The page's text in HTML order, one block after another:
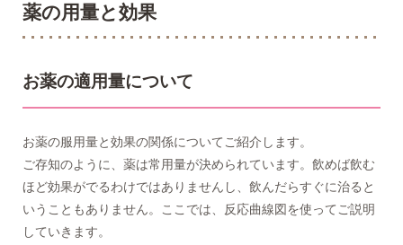
薬の用量と効果
お薬の適用量について
お薬の服用量と効果の関係についてご紹介します。
ご存知のように、薬は常用量が決められています。飲めば飲む
ほど効果がでるわけではありませんし、飲んだらすぐに治ると
いうこともありません。ここでは、反応曲線図を使ってご説明
していきます。